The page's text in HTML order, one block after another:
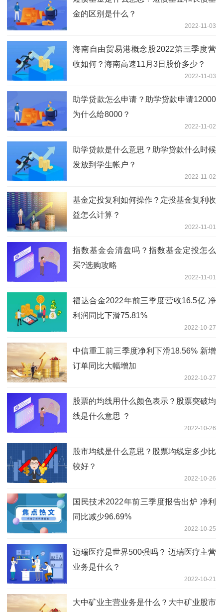
金的区别是什么？
2022-11-03
海南自由贸易港概念股2022第三季度营
收如何？海南高速11月3日股价多少？
2022-11-03
助学贷款怎么申请？助学贷款申请12000
为什么给8000？
2022-11-02
助学贷款是什么意思？助学贷款什么时候
发放到学生帐户？
2022-11-02
基金定投复利如何操作？定投基金复利收
益怎么计算？
2022-11-01
指数基金会清盘吗？指数基金定投怎么
买?选购攻略
2022-11-01
福达合金2022年前三季度营收16.5亿 净
利润同比下滑75.81%
2022-10-27
中信重工前三季度净利下滑18.56% 新增
订单同比大幅增加
2022-10-27
股票的均线用什么颜色表示？股票突破均
线是什么意思 ？
2022-10-26
股市均线是什么意思？股票均线定多少比
较好？
2022-10-26
国民技术2022年前三季度报告出炉 净利
同比减少96.69%
2022-10-25
迈瑞医疗是世界500强吗？ 迈瑞医疗主营
业务是什么？
2022-10-21
大中矿业主营业务是什么？大中矿业股市